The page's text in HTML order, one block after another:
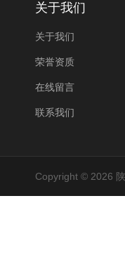
关于我们
关于我们
荣誉资质
在线留言
联系我们
Copyright © 2026